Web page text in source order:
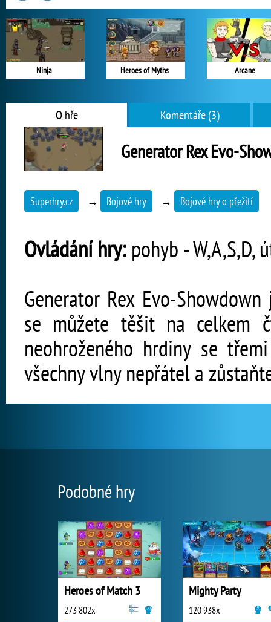
Ninja Heroes of Myths Arcane
O hře Komentáře (3)
Generator Rex Evo-
Superhry.cz → Bojové hry → Bojové hry o přežití
Ovládání hry: pohyb - W,A,S,D,
Generator Rex Evo-
se můžete těšit na celkem
neohroženého hrdiny se
všechny vlny nepřátel a
Podobné hry
Heroes of Match 3
273 802x
Mighty Party
120 938x